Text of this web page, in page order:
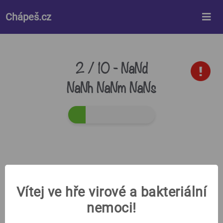
Chápeš.cz
2 / 10 -NaNd
NaNh NaNm NaNs
Vítej ve hře virové a bakteriální
nemoci!